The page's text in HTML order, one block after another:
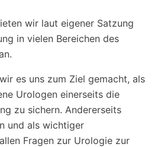
wir laut eigener Satzung
in vielen Bereichen des
es uns zum Ziel gemacht, als
Urologen einerseits die
zu sichern. Andererseits
und als wichtiger
Fragen zur Urologie zur